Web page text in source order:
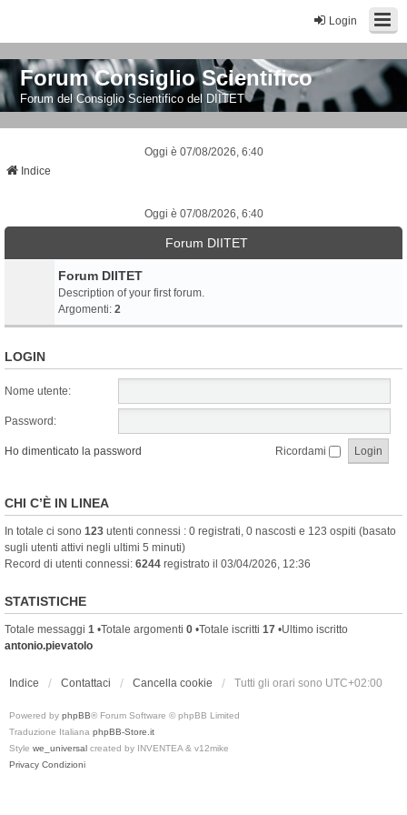
Login
Forum Consiglio Scientifico
Forum del Consiglio Scientifico del DIITET
Oggi è 07/08/2026, 6:40
Indice
Oggi è 07/08/2026, 6:40
Forum DIITET
Forum DIITET
Description of your first forum.
Argomenti: 2
LOGIN
Nome utente:
Password:
Ho dimenticato la password Ricordami
CHI C’È IN LINEA
In totale ci sono 123 utenti connessi : 0 registrati, 0 nascosti e 123 ospiti (basato
sugli utenti attivi negli ultimi 5 minuti)
Record di utenti connessi: 6244 registrato il 03/04/2026, 12:36
STATISTICHE
Totale messaggi 1 •Totale argomenti 0 •Totale iscritti 17 •Ultimo iscritto
antonio.pievatolo
Indice Contattaci Cancella cookie Tutti gli orari sono UTC+02:00
Powered by phpBB® Forum Software © phpBB Limited
Traduzione Italiana phpBB-Store.it
Style we_universal created by INVENTEA & v12mike
Privacy Condizioni